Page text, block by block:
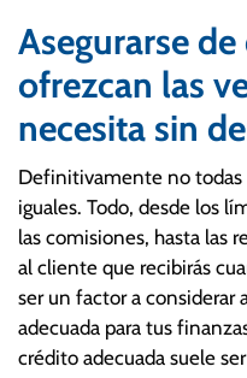
Asegurarse
ofrezcan las
necesita sin
Definitivamente no todas
iguales. Todo, desde los
las comisiones, hasta las
al cliente que recibirás
ser un factor a considerar
adecuada para tus
crédito adecuada suele